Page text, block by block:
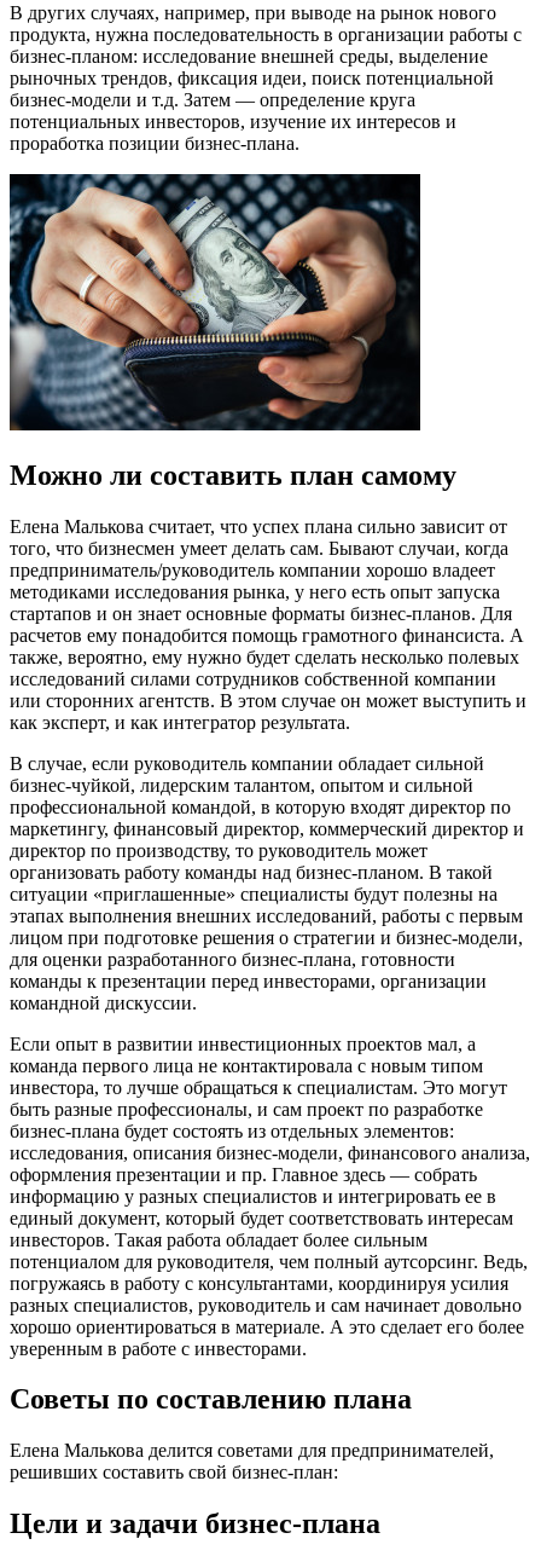
В других случаях, например, при выводе на рынок нового
продукта, нужна последовательность в организации работы с
бизнес-планом: исследование внешней среды, выделение
рыночных трендов, фиксация идеи, поиск потенциальной
бизнес-модели и т.д. Затем — определение круга
потенциальных инвесторов, изучение их интересов и
проработка позиции бизнес-плана.
Можно ли составить план самому
Елена Малькова считает, что успех плана сильно зависит от
того, что бизнесмен умеет делать сам. Бывают случаи, когда
предприниматель/руководитель компании хорошо владеет
методиками исследования рынка, у него есть опыт запуска
стартапов и он знает основные форматы бизнес-планов. Для
расчетов ему понадобится помощь грамотного финансиста. А
также, вероятно, ему нужно будет сделать несколько полевых
исследований силами сотрудников собственной компании
или сторонних агентств. В этом случае он может выступить и
как эксперт, и как интегратор результата.
В случае, если руководитель компании обладает сильной
бизнес-чуйкой, лидерским талантом, опытом и сильной
профессиональной командой, в которую входят директор по
маркетингу, финансовый директор, коммерческий директор и
директор по производству, то руководитель может
организовать работу команды над бизнес-планом. В такой
ситуации «приглашенные» специалисты будут полезны на
этапах выполнения внешних исследований, работы с первым
лицом при подготовке решения о стратегии и бизнес-модели,
для оценки разработанного бизнес-плана, готовности
команды к презентации перед инвесторами, организации
командной дискуссии.
Если опыт в развитии инвестиционных проектов мал, а
команда первого лица не контактировала с новым типом
инвестора, то лучше обращаться к специалистам. Это могут
быть разные профессионалы, и сам проект по разработке
бизнес-плана будет состоять из отдельных элементов:
исследования, описания бизнес-модели, финансового анализа,
оформления презентации и пр. Главное здесь — собрать
информацию у разных специалистов и интегрировать ее в
единый документ, который будет соответствовать интересам
инвесторов. Такая работа обладает более сильным
потенциалом для руководителя, чем полный аутсорсинг. Ведь,
погружаясь в работу с консультантами, координируя усилия
разных специалистов, руководитель и сам начинает довольно
хорошо ориентироваться в материале. А это сделает его более
уверенным в работе с инвесторами.
Советы по составлению плана
Елена Малькова делится советами для предпринимателей,
решивших составить свой бизнес-план:
Цели и задачи бизнес-плана